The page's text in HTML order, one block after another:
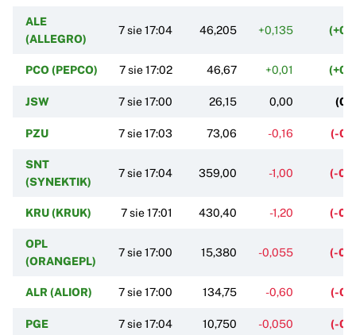
ALE
(ALLEGRO)
7 sie 17:04 46,205 +0,135
PCO (PEPCO) 7 sie 17:02 46,67 +0,01
JSW 7 sie 17:00 26,15 0,00
PZU 7 sie 17:03 73,06 -0,16 (-
SNT
(SYNEKTIK)
7 sie 17:04 359,00 -1,00 (-
KRU (KRUK) 7 sie 17:01 430,40 -1,20 (-
OPL
(ORANGEPL)
7 sie 17:00 15,380 -0,055 (-
ALR (ALIOR) 7 sie 17:00 134,75 -0,60 (-
PGE 7 sie 17:04 10,750 -0,050 (-